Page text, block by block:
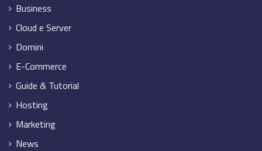
Business
Cloud e Server
Domini
E-Commerce
Guide & Tutorial
Hosting
Marketing
News